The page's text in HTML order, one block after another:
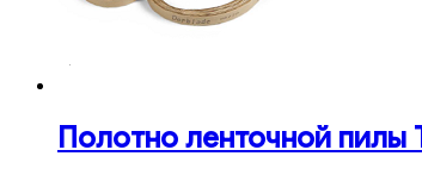
Полотно ленточной пилы